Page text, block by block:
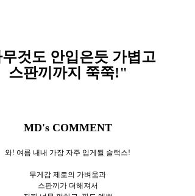
것도 안입은듯 가볍고
스판끼까지 쭉쭉!"
MD's COMMENT
와! 여름 내내 가장 자주 입게될 슬랙스!
무게감 제로의 가벼움과
스판끼가 더해져서